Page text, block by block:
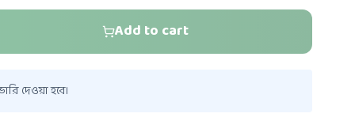
Add to cart
দেওয়া হবে।